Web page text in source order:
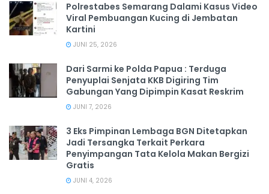
Polrestabes Semarang Dalami Kasus Video
Viral Pembuangan Kucing di Jembatan
Kartini
JUNI 25, 2026
Dari Sarmi ke Polda Papua : Terduga
Penyuplai Senjata KKB Digiring Tim
Gabungan Yang Dipimpin Kasat Reskrim
JUNI 7, 2026
3 Eks Pimpinan Lembaga BGN Ditetapkan
Jadi Tersangka Terkait Perkara
Penyimpangan Tata Kelola Makan Bergizi
Gratis
JUNI 4, 2026